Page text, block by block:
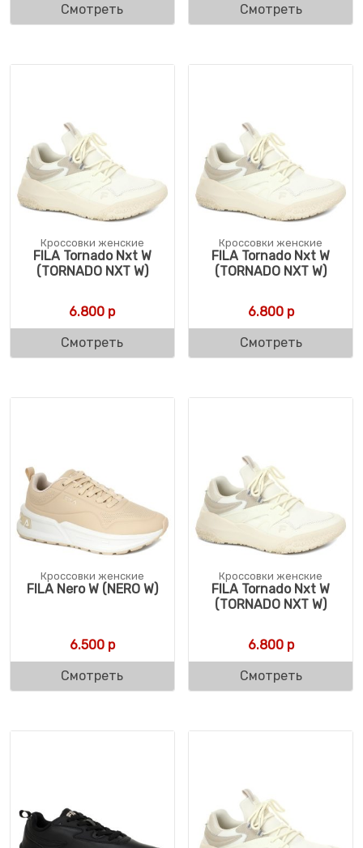
Смотреть
Смотреть
Кроссовки женские
FILA Tornado Nxt W
(TORNADO NXT W)
6.800 р
Смотреть
Кроссовки женские
FILA Tornado Nxt W
(TORNADO NXT W)
6.800р
Смотреть
Кроссовки женские
FILA Nero W (NERO W)
6.500р
Смотреть
Кроссовки женские
FILA Tornado Nxt W
(TORNADO NXT W)
6.800р
Смотреть